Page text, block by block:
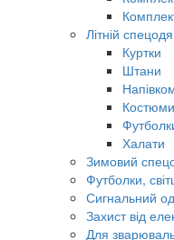
Літній
Куртки
Штани
Костюми
Халати
Зимовий
Футболки,
Сигнальний
Захист від
Для